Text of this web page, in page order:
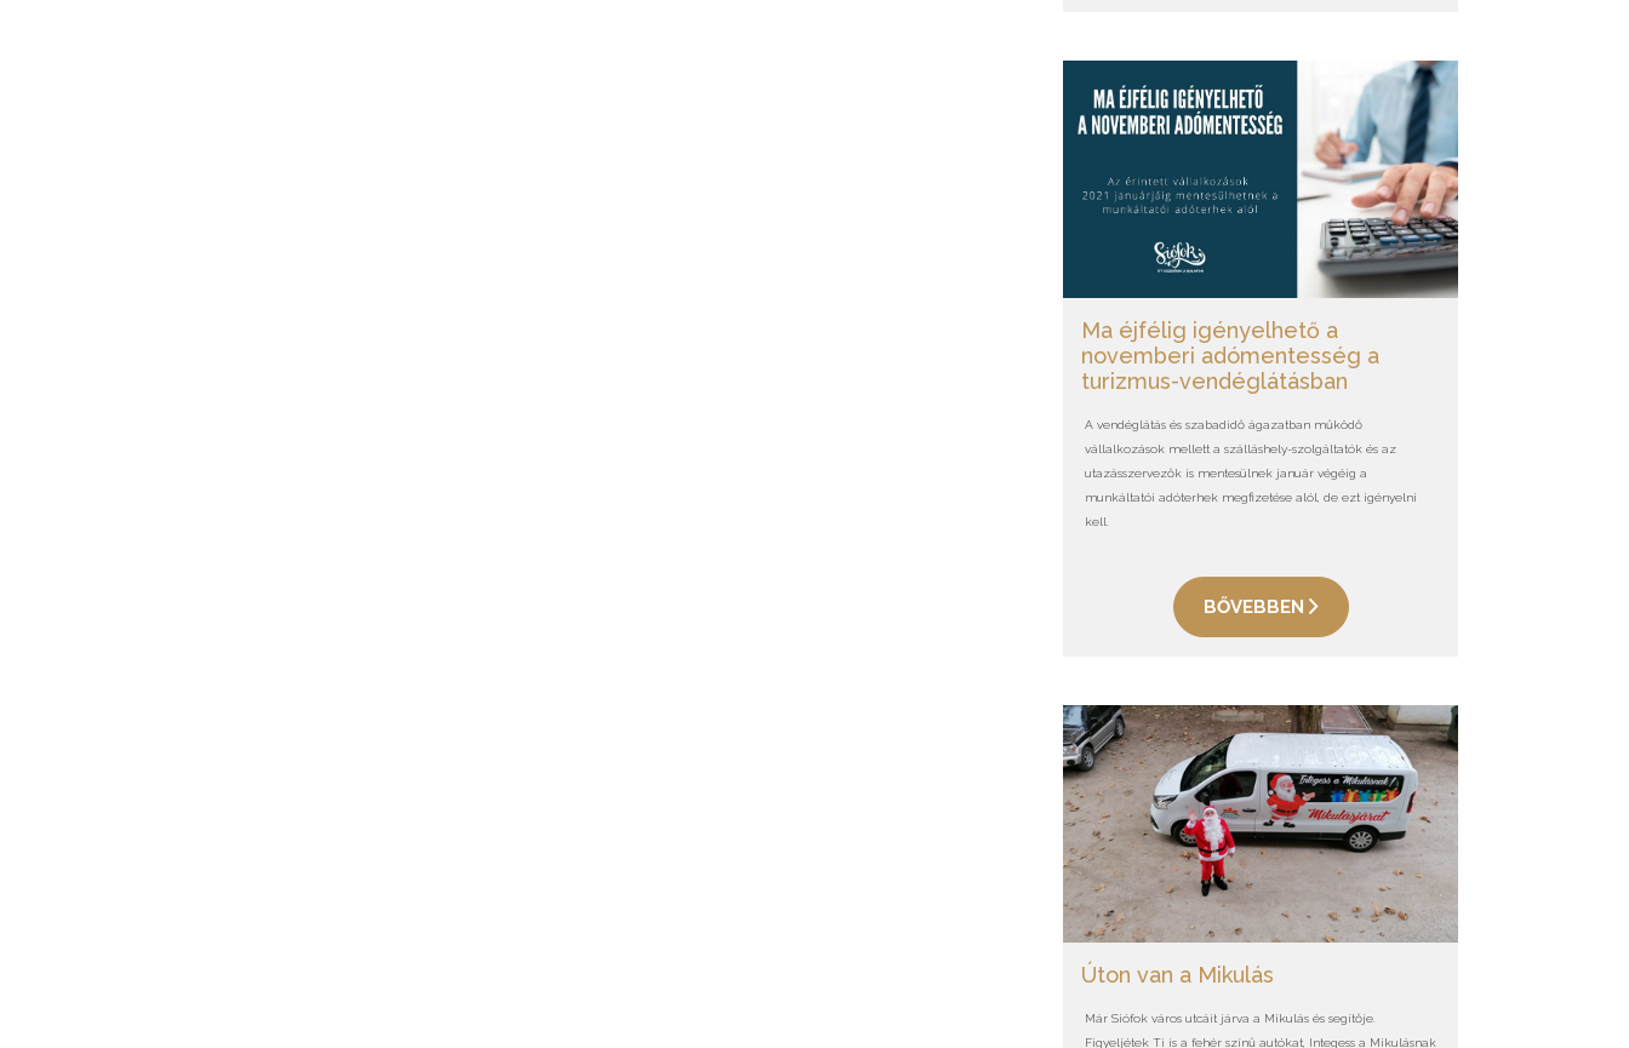
Ma éjfélig igényelhető a
novemberi adómentesség a
turizmus-vendéglátásban
A vendéglátás és szabadidő ágazatban működő
vállalkozások mellett a szálláshely-szolgáltatók és az
utazásszervezők is mentesülnek január végéig a
munkáltatói adóterhek megfizetése alól, de ezt igényelni
kell.
BŐVEBBEN
Úton van a Mikulás
Már Siófok város utcáit járva a Mikulás és segítője.
Figyeljétek Ti is a fehér színű autókat, Integess a Mikulásnak